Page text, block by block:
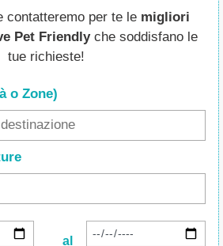
contatteremo per te le migliori
Pet Friendlyche soddisfano le
tue richieste!
o Zone)
al